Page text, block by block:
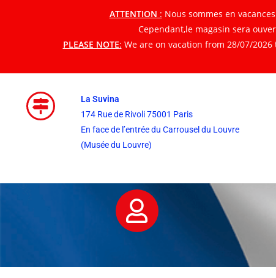
ATTENTION : Nous sommes en
Cependant,le magasin sera
PLEASE NOTE: We are on vacation from 28/07/
La Suvina
174 Rue de Rivoli 75001 Paris
En face de l’entrée du Carrousel du Louvre
(Musée du Louvre)